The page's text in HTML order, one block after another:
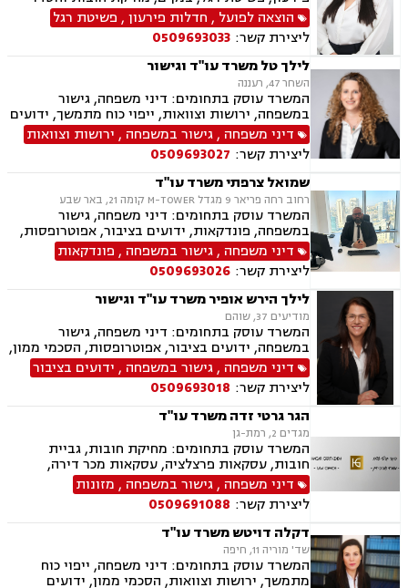
עמותות
חוב, דיני משפחה, גישור במשפחה, ידועים בציבור,
הסכמי ממון, מזונות, משמורת, גירושין, חלוקת רכוש,
זמני שהות, ניכור הורי
הוצאה לפועל , חדלות פירעון, פשיטת רגל
ליצירת קשר: 0509693033
לילך טל משרד עו"ד וגישור
השחר 47, רעננה
המשרד עוסק בתחומים: דיני משפחה, גישור
במשפחה, ירושות וצוואות, ייפוי כוח מתמשך, ידועים
בציבור, אפוטרופסות, הסכמי ממון, מזונות, משמורת,
גירושין, הורות חד מינית, נישואים אזרחיים, ידועים
בציבור, חלוקת רכוש, מעמד אישי, תיאום הורי, זמני
שהות, עסקאות מתנה, גישור ובוררויות, גישור עסקי,
דיני חברות, סכסוך בין בעלי מניות, דיני צרכנות
ותיירות, משפט אזרחי, סכסוך שכנים.
דיני משפחה ,גישור במשפחה , ירושות וצוואות
ליצירת קשר: 0509693027
שמואל צרפתי משרד עו"ד
רחוב רחה פריאר 9 מגדל M-TOWER קומה 21, באר שבע
המשרד עוסק בתחומים: דיני משפחה, גישור
במשפחה, פונדקאות, ידועים בציבור, אפוטרופסות,
הסכמי ממון, אבהות, מזונות, משמורת, גירושין,
הורות חד מינית, נישואים אזרחיים, חוק הנוער,
אימוץ, חלוקת רכוש, מעמד אישי, תיאום הורי, חטיפת
ילדים, זמני שהות (החזקת ילדים), אומנה, ניכור הורי,
עסקאות מתנה, פלילי, הטרדה מינית, עבירות מין,
צווארון לבן, עבירות מס, הלבנת הון רישוי נשק, ייצוג
קטינים, אלימות במשפחה, עבירות סמים, ועדת
שחרורים, עבירות סייבר, סירוב ויזה לארה"ב, מחיקת
רישום פלילי הסגרה ופשיעה בינלאומית, נפגעי
עבירה.
דיני משפחה ,גישור במשפחה , פונדקאות
ליצירת קשר: 0509693026
לילך הירש אופיר משרד עו"ד וגישור
מודיעים 37, שוהם
המשרד עוסק בתחומים: דיני משפחה, גישור
במשפחה, ידועים בציבור, אפוטרופסות, הסכמי ממון,
מזונות, משמורת, גירושין, נישואים אזרחיים, חלוקת
רכוש, מעמד אישי, תיאום הורי, זמני שהות, ניכור
הורי, ירושות וצוואות, ייפוי כוח מתמשך, לשון הרע,
דיני עבודה
דיני משפחה ,גישור במשפחה , ידועים בציבור
ליצירת קשר: 0509693018
הגר גרטי זדה משרד עו"ד
מגדים 2, רמת-גן
המשרד עוסק בתחומים: מחיקת חובות, גביית
חובות, עסקאות פרצלציה, עסקאות מכר דירה,
הסכמי ממון, ייפוי כוח מתמשך, ירושות וצוואות,
אפוטרופסות, גישור במשפחה, גירושין, מקרקעין,
הוצאה לפועל, אימוץ, הורות חד מינית, מזונות,
משמורת, נישואים אזרחיים, חלוקת רכוש, תיאום
הורי, זמני שהות, אומנה, ניכור הורי, עסקאות מתנה,
ידועים בציבור, פינוי מושכר, צווארון לבן, הלבנת הון,
אלימות במשפחה, עבירות סמים, נפגעי עבירה
דיני משפחה ,גישור במשפחה , מזונות
ליצירת קשר: 0509691088
דקלה דויטש משרד עו"ד
שד' מוריה 11, חיפה
המשרד עוסק בתחומים: דיני משפחה, ייפוי כוח
מתמשך, ירושות וצוואות, הסכמי ממון, ידועים